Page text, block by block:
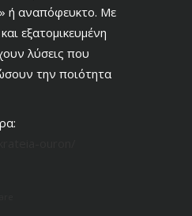
ή αναπόφευκτο. Με
εξατομικευμένη
λύσεις που
την ποιότητα